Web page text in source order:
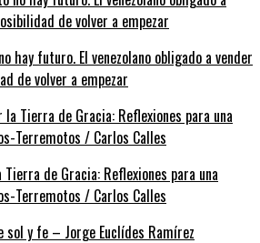
hay futuro. El venezolano obligado a vender
de volver a empezar
de Gracia: Reflexiones para una
Terremotos / Carlos Calles